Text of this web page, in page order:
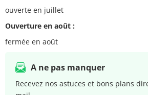
ouverte en juillet
Ouverture en août :
fermée en août
A ne pas manquer
Recevez nos astuces et bons plans